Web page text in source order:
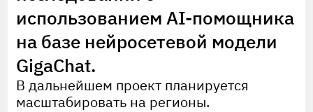
использованием AI-помощника
на базе нейросетевой модели
GigaChat.
В дальнейшем проект планируется
масштабировать на регионы.